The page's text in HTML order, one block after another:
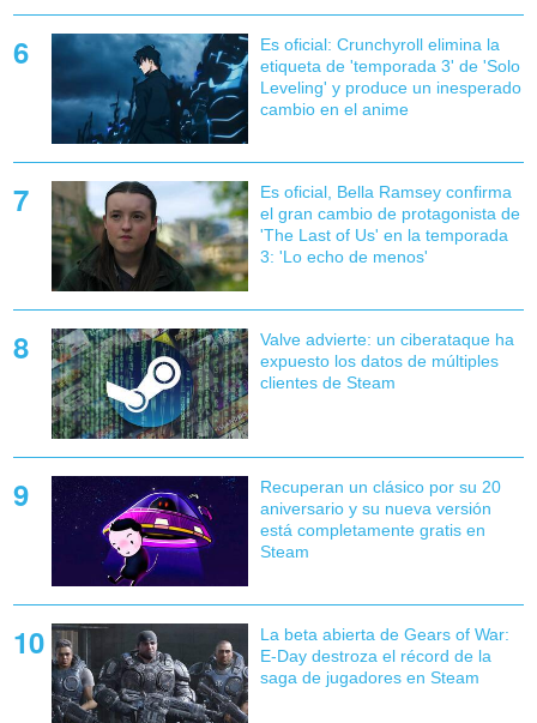
Es oficial: Crunchyroll elimina la
etiqueta de 'temporada 3' de 'Solo
Leveling' y produce un inesperado
cambio en el anime
Es oficial, Bella Ramsey confirma
el gran cambio de protagonista de
'The Last of Us' en la temporada
3: 'Lo echo de menos'
Valve advierte: un ciberataque ha
expuesto los datos de múltiples
clientes de Steam
Recuperan un clásico por su 20
aniversario y su nueva versión
está completamente gratis en
Steam
La beta abierta de Gears of War:
E-Day destroza el récord de la
saga de jugadores en Steam